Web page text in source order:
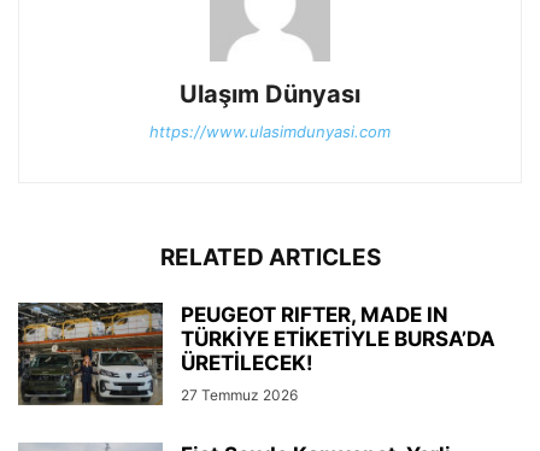
Ulaşım Dünyası
https://www.ulasimdunyasi.com
RELATED ARTICLES
PEUGEOT RIFTER, MADE IN
TÜRKİYE ETİKETİYLE BURSA’DA
ÜRETİLECEK!
27 Temmuz 2026